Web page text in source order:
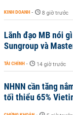
KINH DOANH - 8 giờ trước
Lãnh đạo MB nói
Sungroup và
TÀI CHÍNH - 14 giờ trước
NHNN cần tăng
tối thiểu 65%